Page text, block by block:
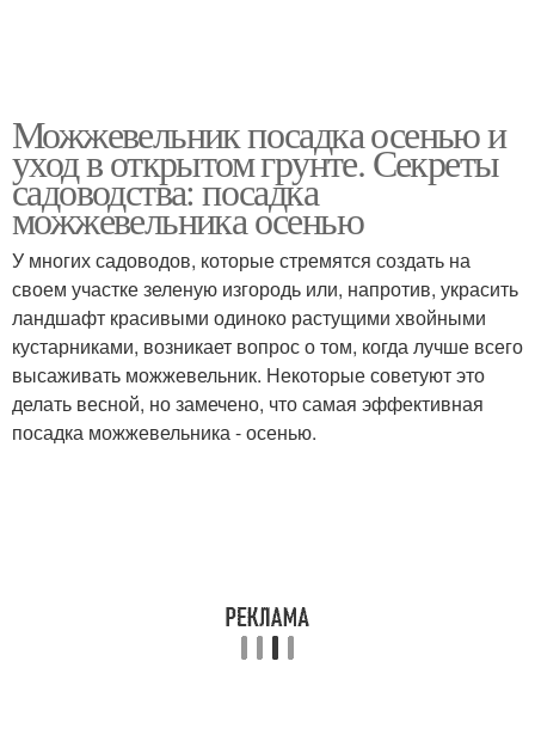
Можжевельник посадка осенью и
уход в открытом грунте. Секреты
садоводства: посадка
можжевельника осенью
У многих садоводов, которые стремятся создать на
своем участке зеленую изгородь или, напротив, украсить
ландшафт красивыми одиноко растущими хвойными
кустарниками, возникает вопрос о том, когда лучше всего
высаживать можжевельник. Некоторые советуют это
делать весной, но замечено, что самая эффективная
посадка можжевельника - осенью.